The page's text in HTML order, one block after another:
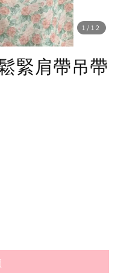
1 /12
緊肩帶吊帶